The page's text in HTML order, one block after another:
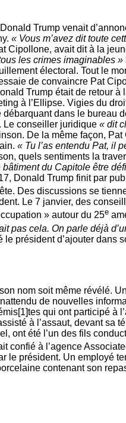
Trump venait
« Vous m’avez dit toute
avait dit à la
les crimes imaginables »
électoral. Tout le
de convaincre Pat
Trump était de retour
à l’Ellipse. Vigies du
dans le bureau
Le conseiller juridique « dit
De la même façon,
« Tu l’as entendu Pat, il
quels sentiments la
du Capitole être
Donald Trump finit par
Des discussions se
Le 7 janvier, des
» autour du 25e
pas cela. On parle déjà
président d’ajouter
nom soit même révélé.
de nouvelles
qui ont participé
à l’assaut, devant sa
ont été l’un des fils
à l’agence
président. Un employé
contenant son